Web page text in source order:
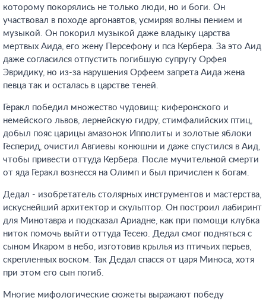
которому покорялись не только люди, но и боги. Он
участвовал в походе аргонавтов, усмиряя волны пением и
музыкой. Он покорил музыкой даже владыку царства
мертвых Аида, его жену Персефону и пса Кербера. За это Аид
даже согласился отпустить погибшую супругу Орфея
Эвридику, но из-за нарушения Орфеем запрета Аида жена
певца так и осталась в царстве теней.
Геракл победил множество чудовищ: киферонского и
немейского львов, лернейскую гидру, стимфалийских птиц,
добыл пояс царицы амазонок Ипполиты и золотые яблоки
Гесперид, очистил Авгиевы конюшни и даже спустился в Аид,
чтобы привести оттуда Кербера. После мучительной смерти
от яда Геракл вознесся на Олимп и был причислен к богам.
Дедал - изобретатель столярных инструментов и мастерства,
искуснейший архитектор и скульптор. Он построил лабиринт
для Минотавра и подсказал Ариадне, как при помощи клубка
ниток помочь выйти оттуда Тесею. Дедал смог подняться с
сыном Икаром в небо, изготовив крылья из птичьих перьев,
скрепленных воском. Так Дедал спасся от царя Миноса, хотя
при этом его сын погиб.
Многие мифологические сюжеты выражают победу